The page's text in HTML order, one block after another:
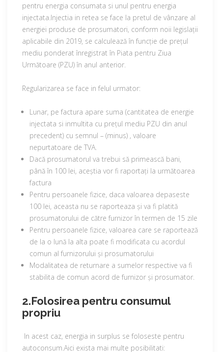
pentru energia consumata si unul pentru energia
injectata.Injectia in retea se face la pretul de vânzare al
energiei produse de prosumatori, conform noii legislații
aplicabile din 2019, se calculează în funcție de prețul
mediu ponderat înregistrat în Piata pentru Ziua
Următoare (PZU) în anul anterior.
Regularizarea se face in felul urmator:
Lunar, pe factura apare suma (cantitatea de energie
injectata si inmultita cu prețul mediu PZU din anul
precedent) cu semnul – (minus) , valoare
nepurtatoare de TVA.
Dacă prosumatorul va trebui să primească bani,
până în 100 lei, aceștia vor fi raportați la următoarea
factura
Pentru persoanele fizice, daca valoarea depaseste
100 lei, aceasta nu se raporteaza și va fi platită
prosumatorului de către furnizor în termen de 15 zile
Pentru persoanele fizice, valoarea care se raportează
de la o lună la alta poate fi modificata cu acordul
comun al furnizorului și prosumatorului
Modalitatea de returnare a sumelor respective va fi
stabilita de comun acord de furnizor și prosumator.
2.Folosirea pentru consumul
propriu
In acest caz, energia in surplus se foloseste pentru
autoconsum.Aici exista mai multe posibilitati: